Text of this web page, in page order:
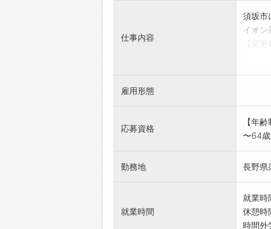
仕事内容
須坂市
イオン
雇用形態
応募資格
【年
〜64
勤務地 長野県
就業時間
就業時
休憩時
時間外